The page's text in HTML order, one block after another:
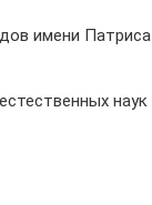
имени Патриса
наук